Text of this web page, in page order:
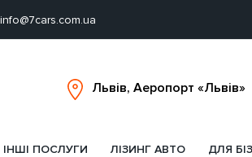
info@7cars.com.ua
ІНШІ ПОСЛУГИ ЛІЗИНГ АВТО ДЛЯ